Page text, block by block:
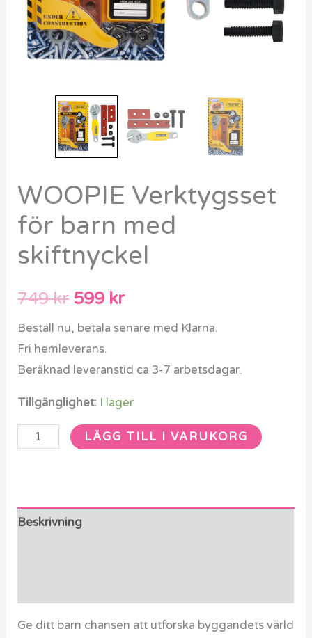
WOOPIE Verktygsset
för barn med
skiftnyckel
749kr 599 kr
Beställ nu, betala senare med Klarna.
Fri hemleverans.
Beräknad leveranstid ca 3-7 arbetsdagar.
Tillgänglighet: I lager
LÄGG TILL I VARUKORG
Beskrivning
Ge ditt barn chansen att utforska byggandets värld